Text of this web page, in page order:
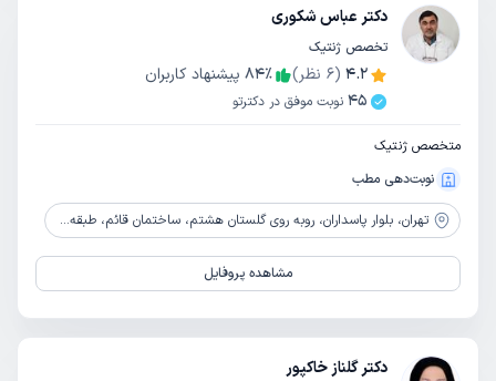
دکتر عباس شکوری
تخصص ژنتیک
4.2
(
6 نظر) 84٪
پیشنهاد کاربران
45 نوبت موفق در دکترتو
متخصص ژنتیک
نوبت‌دهی مطب
تهران، بلوار پاسداران، روبه روی گلستان هشتم، ساختمان قائم، طبقه3، واحد10
مشاهده پروفایل
دکتر گلناز خاکپور